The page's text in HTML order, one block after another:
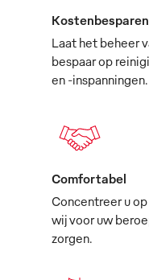
Laat het beheer
bespaar op
en -inspanningen.
Comfortabel
Concentreer u
wij voor uw
zorgen.